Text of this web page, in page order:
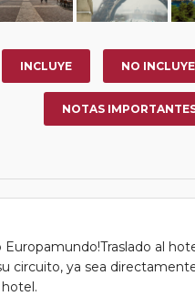
INCLUYE NO INCLUYE
NOTAS
al
circuito, ya sea